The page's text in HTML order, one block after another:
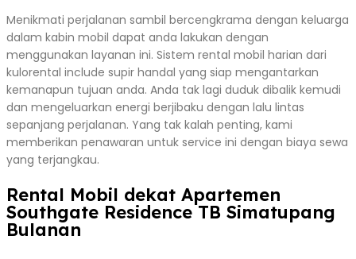
Menikmati perjalanan sambil bercengkrama dengan keluarga
dalam kabin mobil dapat anda lakukan dengan
menggunakan layanan ini. Sistem rental mobil harian dari
kulorental include supir handal yang siap mengantarkan
kemanapun tujuan anda. Anda tak lagi duduk dibalik kemudi
dan mengeluarkan energi berjibaku dengan lalu lintas
sepanjang perjalanan. Yang tak kalah penting, kami
memberikan penawaran untuk service ini dengan biaya sewa
yang terjangkau.
Rental Mobil dekat Apartemen
Southgate Residence TB Simatupang
Bulanan